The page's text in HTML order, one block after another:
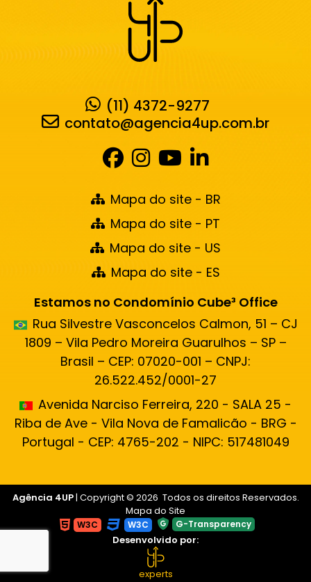
(11) 4372-9277
contato@agencia4up.com.br
Mapa do site - BR
Mapa do site - PT
Mapa do site - US
Mapa do site - ES
Estamos no Condomínio Cube³ Office
Rua Silvestre Vasconcelos Calmon, 51 – CJ
1809 – Vila Pedro Moreira Guarulhos – SP –
Brasil – CEP: 07020-001 – CNPJ:
26.522.452/0001-27
Avenida Narciso Ferreira, 220 - SALA 25 -
Riba de Ave - Vila Nova de Famalicão - BRG -
Portugal - CEP: 4765-202 - NIPC: 517481049
Agência 4UP| Copyright © 2026 Todos os direitos Reservados.
Mapa do Site
W3C W3C G-Transparency
Desenvolvido por:
experts